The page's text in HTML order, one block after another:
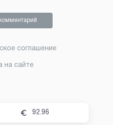
соглашение
на сайте
92.96